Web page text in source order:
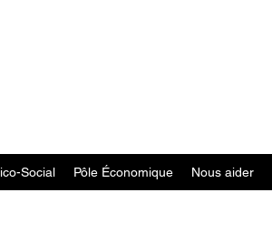
Social Pôle Économique Nous aider